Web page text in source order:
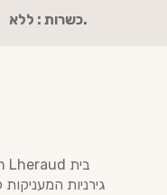
.כשרות : ללא
גירניות